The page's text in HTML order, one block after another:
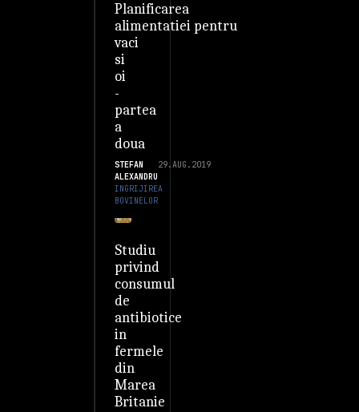
Planificarea
alimentatiei pentru
vaci
si
oi
-
partea
a
doua
STEFAN
ALEXANDRU
29.AUG.2019
INGRIJIREA
BOVINELOR
Studiu
privind
consumul
de
antibiotice
in
fermele
din
Marea
Britanie